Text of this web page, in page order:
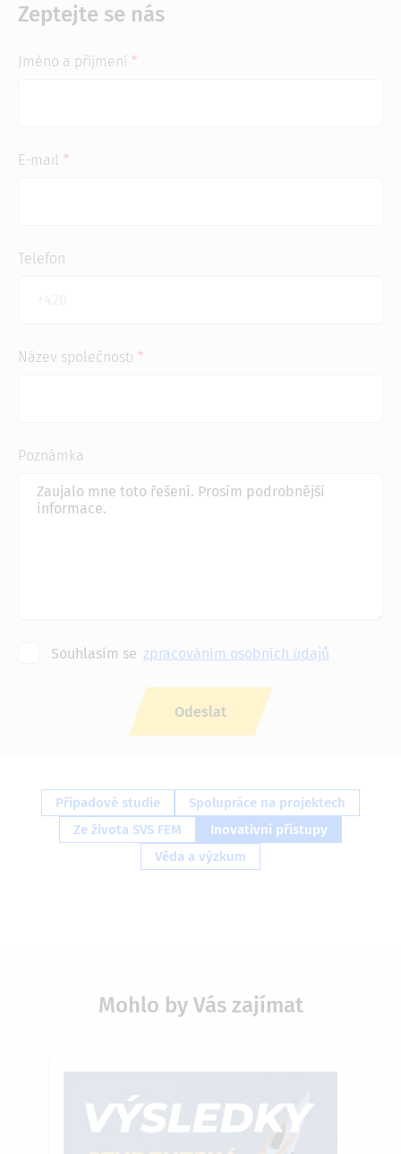
Zeptejte se nás
Jméno a příjmení
E-mail
Telefon
Název společnosti
Poznámka
Souhlasím se zpracováním osobních údajů
Případové studie
Spolupráce na projektech
Ze života SVS FEM
Inovativní přístupy
Věda a výzkum
Mohlo by Vás zajímat